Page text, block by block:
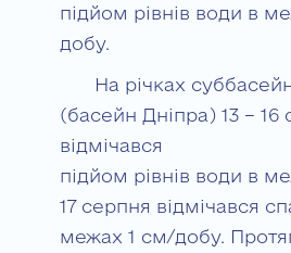
підйом рівнів води в
добу.
На річках
(басейн Дніпра) 13 – 16
відмічався
підйом рівнів води в
17 серпня відмічався
межах 1 см/добу.